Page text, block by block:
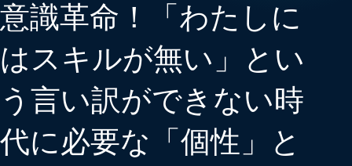
意識革命！「わたしに
はスキルが無い」とい
う言い訳ができない時
代に必要な「個性」と